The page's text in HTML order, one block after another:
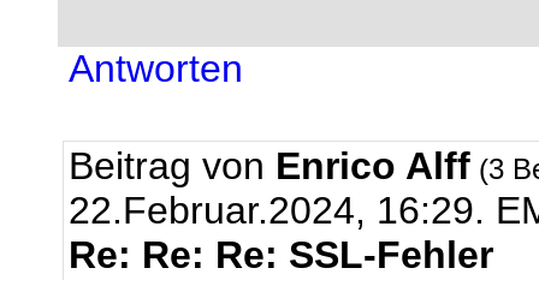
Antworten
Beitrag von Enrico Alff (3
22.Februar.2024, 16:29.
Re: Re: Re: SSL-Fehler